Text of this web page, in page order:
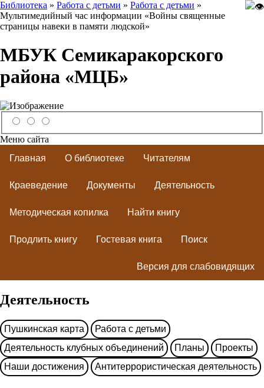
Библиотека » Работа с детьми » Работа с детьми »
Мультимедийный час информации «Войны священные
страницы навеки в памяти людской»
МБУК Семикаракорского
района «МЦБ»
Меню сайта
Главная
О библиотеке Читателям
Краеведение Документы Деятельность
Методическая копилка Найти книгу
Продлить книгу Гостевая книга Поиск
Версия для слабовидящих
Деятельность
Пушкинская карта
Работа с детьми
Деятельность клубных объединений
Планы
Проекты
Наши достижения
Антитеррористическая деятельность